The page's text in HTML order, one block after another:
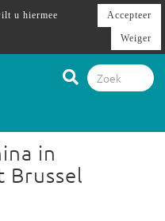
in
Brussel
u hiermee
Accepteer
Weiger